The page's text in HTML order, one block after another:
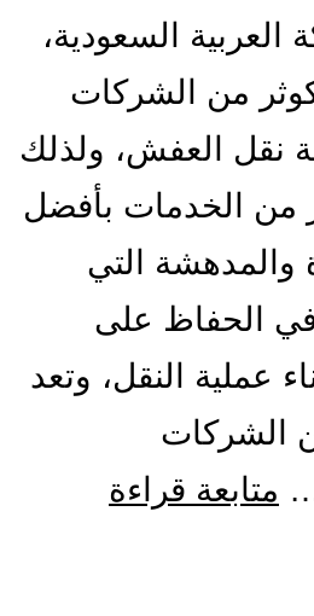
السعودية،
من الشركات
نقل العفش، ولذلك
من الخدمات بأفضل
والمدهشة التي
في الحفاظ على
عملية النقل، وتعد
الشركات
متابعة قراءة